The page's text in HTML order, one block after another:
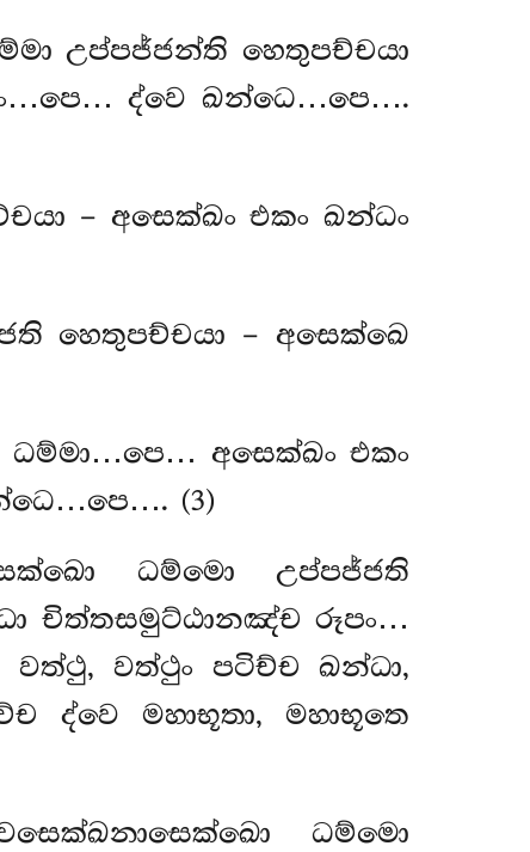
උප්පජ්ජන්ති හෙතුපච්චයා
ද්වෙ ඛන්ධෙ…පෙ….
– අසෙක්ඛං එකං ඛන්ධං
හෙතුපච්චයා – අසෙක්ඛෙ
අසෙක්ඛං එකං
(3)
ධම්මො උප්පජ්ජති
චිත්තසමුට්ඨානඤ්ච රූපං…
වත්ථුං පටිච්ච ඛන්ධා,
ද්වෙ මහාභූතා, මහාභූතෙ
ධම්මො